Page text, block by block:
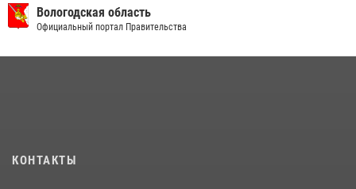
стрельбу
27 июля 2026, 07:28
минувшую неделю
Вологодская область
Официальный портал Правительства
КОНТАКТЫ